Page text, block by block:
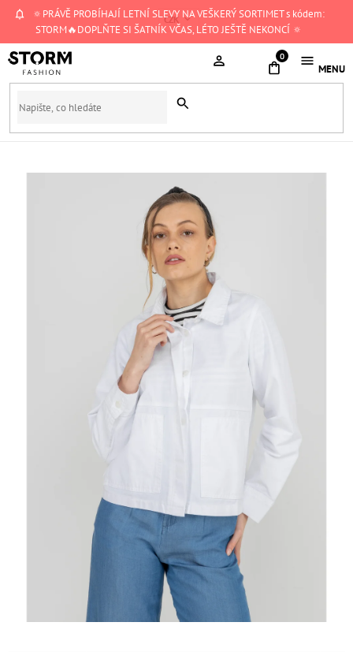
Přejít
🔅PRÁVĚ PROBÍHAJÍ LETNÍ SLEVY NA VEŠKERÝ SORTIMET s kódem:
STORM🔥DOPLŇTE SI ŠATNÍK VČAS, LÉTO JEŠTĚ NEKONCÍ 🔅
CZK
NÁKUPNÍ